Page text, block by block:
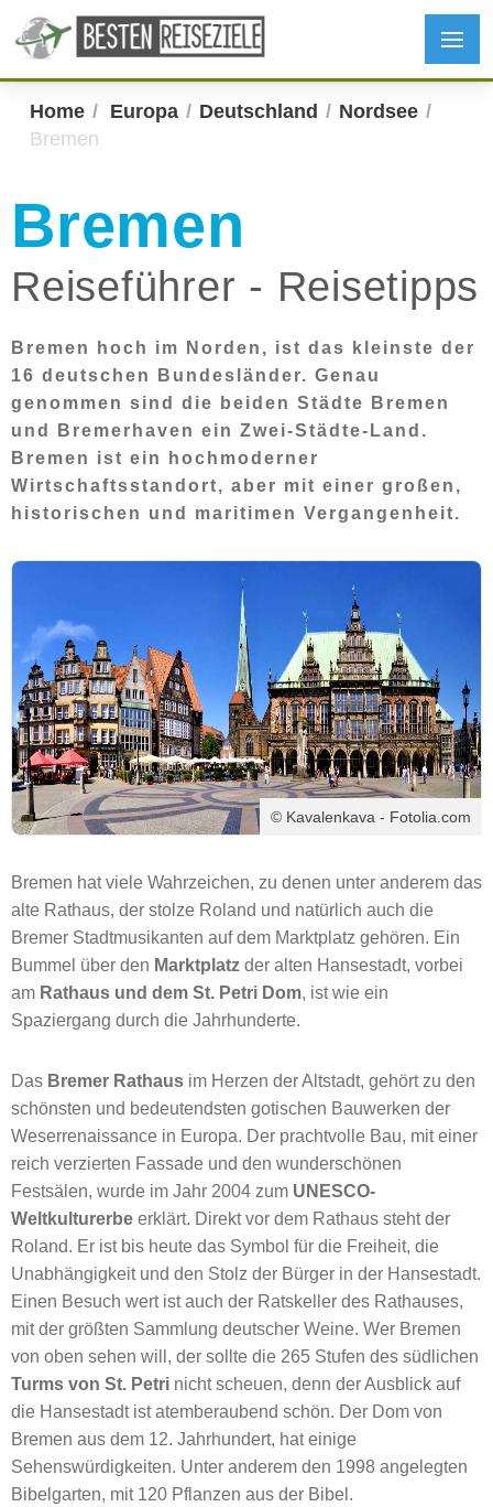
Home Europa Deutschland
Nordsee
Bremen
Bremen
Reiseführer - Reisetipps
Bremen hoch im Norden, ist das kleinste der
16 deutschen Bundesländer. Genau
genommen sind die beiden Städte Bremen
und Bremerhaven ein Zwei-Städte-Land.
Bremen ist ein hochmoderner
Wirtschaftsstandort, aber mit einer großen,
historischen und maritimen Vergangenheit.
© Kavalenkava - Fotolia.com
Bremen hat viele Wahrzeichen, zu denen unter anderem das
alte Rathaus, der stolze Roland und natürlich auch die
Bremer Stadtmusikanten auf dem Marktplatz gehören. Ein
Bummel über den Marktplatz der alten Hansestadt, vorbei
am Rathaus und dem St. Petri Dom, ist wie ein
Spaziergang durch die Jahrhunderte.
Das Bremer Rathaus im Herzen der Altstadt, gehört zu den
schönsten und bedeutendsten gotischen Bauwerken der
Weserrenaissance in Europa. Der prachtvolle Bau, mit einer
reich verzierten Fassade und den wunderschönen
Festsälen, wurde im Jahr 2004 zum UNESCO-
Weltkulturerbe erklärt. Direkt vor dem Rathaus steht der
Roland. Er ist bis heute das Symbol für die Freiheit, die
Unabhängigkeit und den Stolz der Bürger in der Hansestadt.
Einen Besuch wert ist auch der Ratskeller des Rathauses,
mit der größten Sammlung deutscher Weine. Wer Bremen
von oben sehen will, der sollte die 265 Stufen des südlichen
Turms von St. Petri nicht scheuen, denn der Ausblick auf
die Hansestadt ist atemberaubend schön. Der Dom von
Bremen aus dem 12. Jahrhundert, hat einige
Sehenswürdigkeiten. Unter anderem den 1998 angelegten
Bibelgarten, mit 120 Pflanzen aus der Bibel.